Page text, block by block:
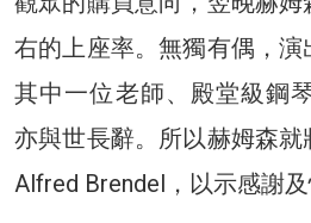
右的上座率。無獨有偶，
其中一位老師、殿堂級鋼
亦與世長辭。所以赫姆森
Alfred Brendel，以示感謝及